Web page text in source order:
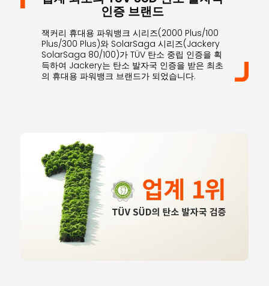
인증 브랜드
잭커리 휴대용 파워뱅크 시리즈(2000 Plus/100
Plus/300 Plus)와 SolarSaga 시리즈(Jackery
SolarSaga 80/100)가 TÜV 탄소 중립 인증을 획
득하여 Jackery는 탄소 발자국 인증을 받은 최초
의 휴대용 파워뱅크 브랜드가 되었습니다.